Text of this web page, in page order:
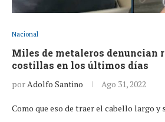
Nacional
Miles de metaleros denuncian
costillas en los últimos días
porAdolfo Santino Ago 31, 2022
Como que eso de traer el cabello largo y